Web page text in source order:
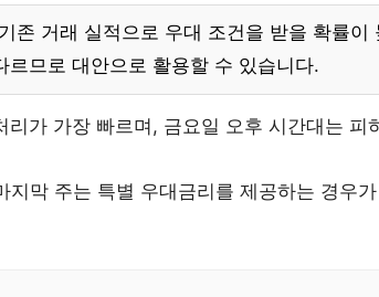
존 거래 실적으로 우대 조건을 받을 확률이
므로 대안으로 활용할 수 있습니다.
리가 가장 빠르며, 금요일 오후 시간대는 피
막 주는 특별 우대금리를 제공하는 경우가